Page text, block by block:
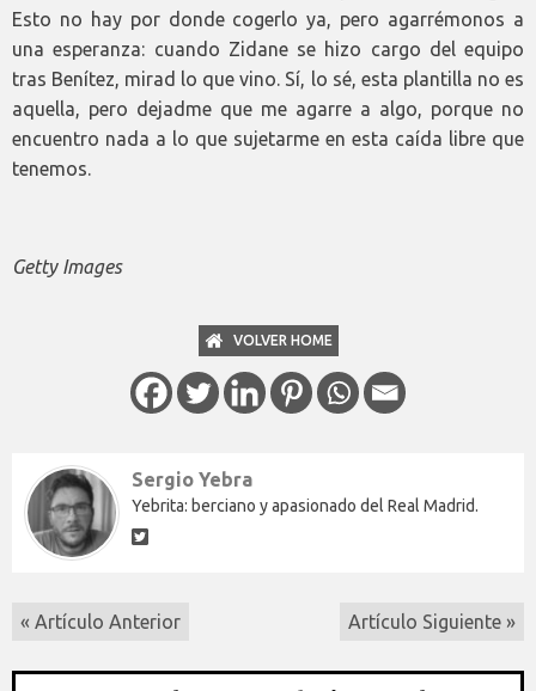
Esto no hay por donde cogerlo ya, pero agarrémonos a
una esperanza: cuando Zidane se hizo cargo del equipo
tras Benítez, mirad lo que vino. Sí, lo sé, esta plantilla no es
aquella, pero dejadme que me agarre a algo, porque no
encuentro nada a lo que sujetarme en esta caída libre que
tenemos.
Getty Images
VOLVER HOME
Sergio Yebra
Yebrita: berciano y apasionado del Real Madrid.
« Artículo Anterior Artículo Siguiente »